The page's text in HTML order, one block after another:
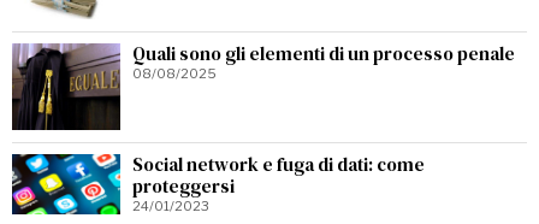
Quali sono gli elementi di un processo penale
08/08/2025
Social network e fuga di dati: come
proteggersi
24/01/2023